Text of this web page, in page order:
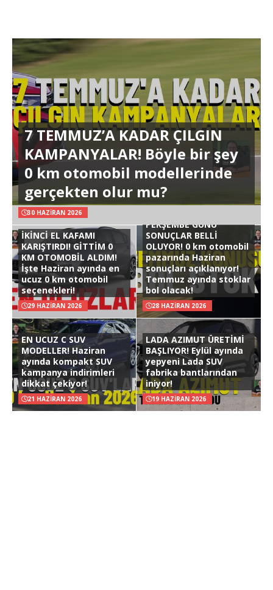
7 TEMMUZ’A KADAR ÇILGIN
KAMPANYALAR! Böyle bir şey
0 km otomobil modellerinde
gerçekten olur mu?
30 HAZIRAN 2026
İKİNCİ EL KAFAMI
KARIŞTIRDI! GİTTİM 0
KM OTOMOBİL ALDIM!
İşte Haziran ayında en
ucuz 0 km otomobil
seçenekleri!
29 HAZIRAN 2026
PERŞEMBE GÜNÜ
SONUÇLAR BELLİ
OLUYOR! 0 km otomobil
pazarında Haziran
sonuçları açıklanıyor!
Temmuz ayında stoklar
bol olacak!
28 HAZIRAN 2026
EN UCUZ C SUV
MODELLER! Haziran
ayında kompakt SUV
kampanya indirimleri
dikkat çekiyor!
21 HAZIRAN 2026
LADA AZIMUT ÜRETİMİ
BAŞLIYOR! Eylül ayında
yepyeni Lada SUV
fabrika bantlarından
iniyor!
19 HAZIRAN 2026